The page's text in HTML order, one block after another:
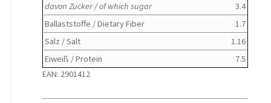
davon Zucker / of which sugar
3.4
Ballaststoffe / Dietary Fiber
1.7
Salz / Salt
1.16
Eiweiß / Protein
7.5
EAN: 2901412